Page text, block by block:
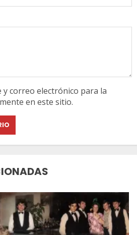
correo electrónico para la
en este sitio.